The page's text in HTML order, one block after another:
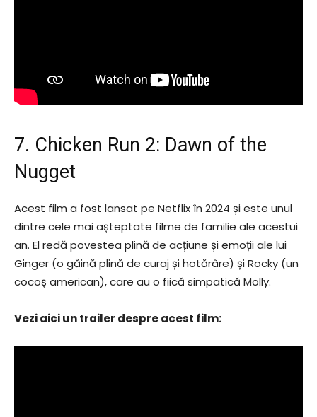
7. Chicken Run 2: Dawn of the
Nugget
Acest film a fost lansat pe Netflix în 2024 și este unul
dintre cele mai așteptate filme de familie ale acestui
an. El redă povestea plină de acțiune și emoții ale lui
Ginger (o găină plină de curaj și hotărâre) și Rocky (un
cocoș american), care au o fiică simpatică Molly.
Vezi aici un trailer despre acest film: